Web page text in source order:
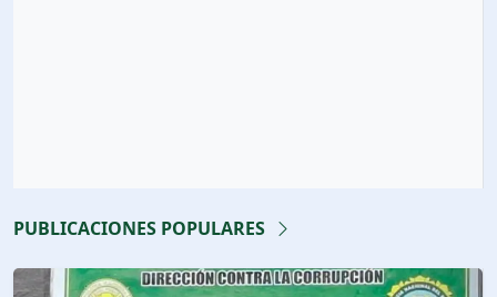
PUBLICACIONES POPULARES